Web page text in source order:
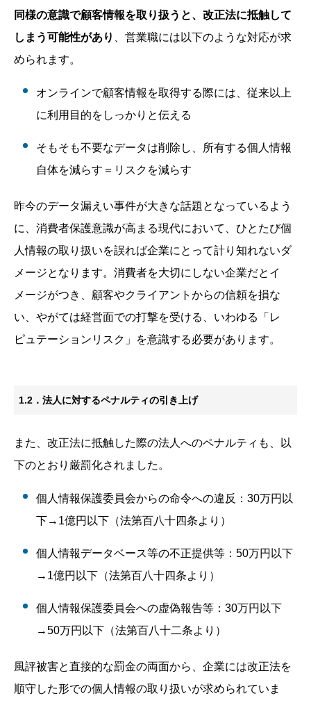
同様の意識で顧客情報を取り扱うと、改正法に抵触して
しまう可能性があり 、営業職には以下のような対応が求
められます。
オンラインで顧客情報を取得する際には、従来以上
に利用目的をしっかりと伝える
そもそも不要なデータは削除し、所有する個人情報
自体を減らす＝リスクを減らす
昨今のデータ漏えい事件が大きな話題となっているよう
に、消費者保護意識が高まる現代において、ひとたび個
人情報の取り扱いを誤れば企業にとって計り知れないダ
メージとなります。消費者を大切にしない企業だとイ
メージがつき、顧客やクライアントからの信頼を損な
い、やがては経営面での打撃を受ける、いわゆる「レ
ピュテーションリスク」を意識する必要があります。
1.2．法人に対するペナルティの引き上げ
また、改正法に抵触した際の法人へのペナルティも、以
下のとおり厳罰化されました。
個人情報保護委員会からの命令への違反：30万円以
下→1億円以下（法第百八十四条より）
個人情報データベース等の不正提供等：50万円以下
→1億円以下（法第百八十四条より）
個人情報保護委員会への虚偽報告等：30万円以下
→50万円以下（法第百八十二条より）
風評被害と直接的な罰金の両面から、企業には改正法を
順守した形での個人情報の取り扱いが求められていま